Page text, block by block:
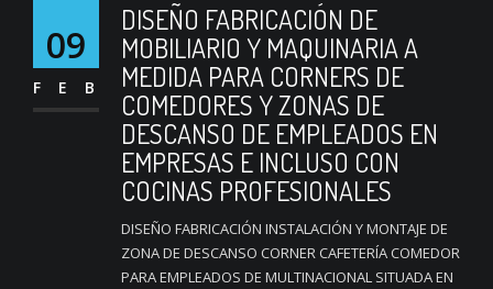
09
FEB
DISEÑO FABRICACIÓN DE
MOBILIARIO Y MAQUINARIA A
MEDIDA PARA CORNERS DE
COMEDORES Y ZONAS DE
DESCANSO DE EMPLEADOS EN
EMPRESAS E INCLUSO CON
COCINAS PROFESIONALES
DISEÑO FABRICACIÓN INSTALACIÓN Y MONTAJE DE
ZONA DE DESCANSO CORNER CAFETERÍA COMEDOR
PARA EMPLEADOS DE MULTINACIONAL SITUADA EN